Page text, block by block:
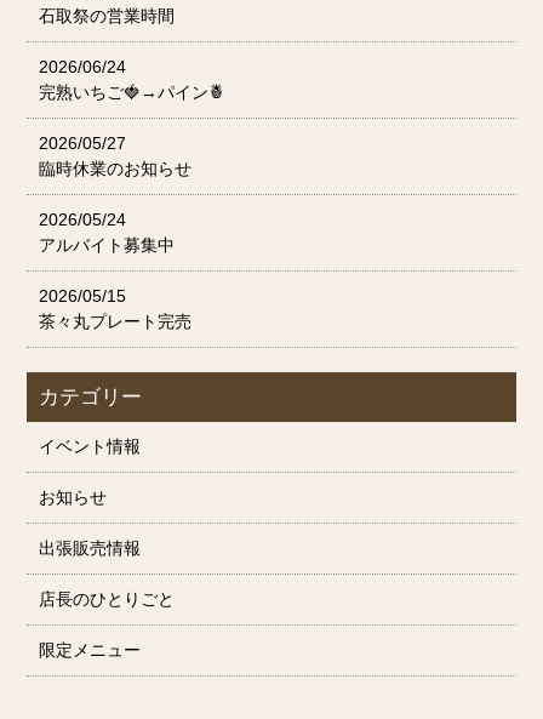
石取祭の営業時間
2026/06/24
完熟いちご🍓→パイン🍍
2026/05/27
臨時休業のお知らせ
2026/05/24
アルバイト募集中
2026/05/15
茶々丸プレート完売
カテゴリー
イベント情報
お知らせ
出張販売情報
店長のひとりごと
限定メニュー